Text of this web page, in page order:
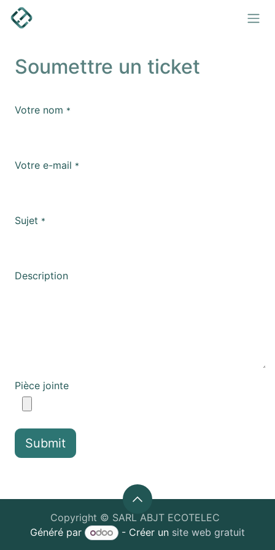
Se rendre au contenu
Soumettre un ticket
Votre nom *
Votre e-mail *
Sujet *
Description
Pièce jointe
Submit
Copyright © SARL ABJT ECOTELEC
Généré par
- Créer un site web gratuit